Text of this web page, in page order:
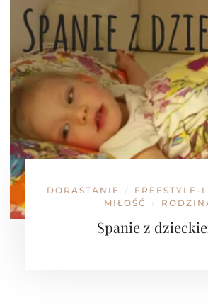
DORASTANIE / FREESTYLE-
MIŁOŚĆ /
Spanie z